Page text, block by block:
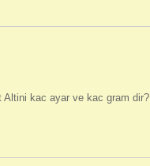
Altini kac ayar ve kac gram dir?